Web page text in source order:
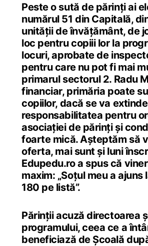
Peste o sută de părinți ai
numărul 51 din Capitală,
unității de învățământ, de
loc pentru copiii lor la
locuri, aprobate de
pentru care nu pot fi mai
primarul sectorul 2. Radu
financiar, primăria poate
copiilor, dacă se va
responsabilitatea pentru
asociaţiei de părinţi şi
foarte mică. Așteptăm să
oferta, mai sunt și luni
Edupedu.ro a spus că
maxim: „Soțul meu a
180 pe listă”.
Părinții acuză directoarea
programului, ceea ce a
beneficiază de Școală